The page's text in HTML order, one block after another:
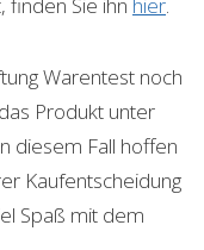
Warentest noch
Produkt unter
diesem Fall hoffen
Kaufentscheidung
Spaß mit dem